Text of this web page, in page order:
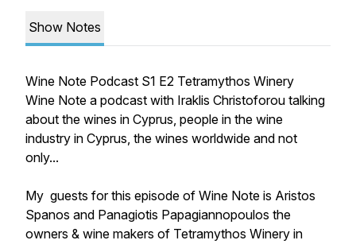
Show Notes
Wine Note Podcast S1 E2 Tetramythos Winery
Wine Note a podcast with Iraklis Christoforou talking
about the wines in Cyprus, people in the wine
industry in Cyprus, the wines worldwide and not
only...
My guests for this episode of Wine Note is Aristos
Spanos and Panagiotis Papagiannopoulos the
owners & wine makers of Tetramythos Winery in